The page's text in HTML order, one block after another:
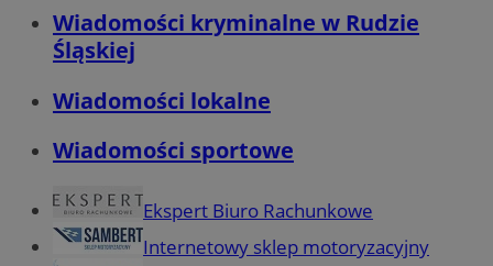
Wiadomości kryminalne w Rudzie
Śląskiej
Wiadomości lokalne
Wiadomości sportowe
Ekspert Biuro Rachunkowe
Internetowy sklep motoryzacyjny